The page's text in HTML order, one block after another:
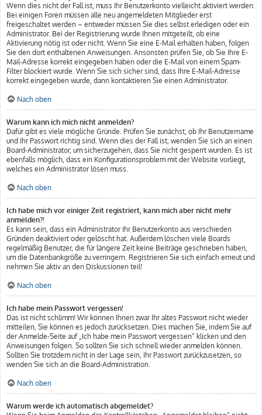
Wenn dies nicht der Fall ist, muss Ihr Benutzerkonto vielleicht aktiviert werden.
Bei einigen Foren müssen alle neu angemeldeten Mitglieder erst
freigeschaltet werden – entweder müssen Sie dies selbst erledigen oder ein
Administrator. Bei der Registrierung wurde Ihnen mitgeteilt, ob eine
Aktivierung nötig ist oder nicht. Wenn Sie eine E-Mail erhalten haben, folgen
Sie den dort enthaltenen Anweisungen. Ansonsten prüfen Sie, ob Sie Ihre E-
Mail-Adresse korrekt eingegeben haben oder die E-Mail von einem Spam-
Filter blockiert wurde. Wenn Sie sich sicher sind, dass Ihre E-Mail-Adresse
korrekt eingegeben wurde, dann kontaktieren Sie einen Administrator.
Nach oben
Warum kann ich mich nicht anmelden?
Dafür gibt es viele mögliche Gründe. Prüfen Sie zunächst, ob Ihr Benutzername
und Ihr Passwort richtig sind. Wenn dies der Fall ist, wenden Sie sich an einen
Board-Administrator, um sicherzugehen, dass Sie nicht gesperrt wurden. Es ist
ebenfalls möglich, dass ein Konfigurationsproblem mit der Website vorliegt,
welches ein Administrator lösen muss.
Nach oben
Ich habe mich vor einiger Zeit registriert, kann mich aber nicht mehr
anmelden?!
Es kann sein, dass ein Administrator Ihr Benutzerkonto aus verschieden
Gründen deaktiviert oder gelöscht hat. Außerdem löschen viele Boards
regelmäßig Benutzer, die für längere Zeit keine Beiträge geschrieben haben,
um die Datenbankgröße zu verringern. Registrieren Sie sich einfach erneut und
nehmen Sie aktiv an den Diskussionen teil!
Nach oben
Ich habe mein Passwort vergessen!
Das ist nicht schlimm! Wir können Ihnen zwar Ihr altes Passwort nicht wieder
mitteilen, Sie können es jedoch zurücksetzen. Dies machen Sie, indem Sie auf
der Anmelde-Seite auf „Ich habe mein Passwort vergessen“ klicken und den
Anweisungen folgen. So sollten Sie sich schnell wieder anmelden können.
Sollten Sie trotzdem nicht in der Lage sein, Ihr Passwort zurückzusetzen, so
wenden Sie sich an die Board-Administration.
Nach oben
Warum werde ich automatisch abgemeldet?